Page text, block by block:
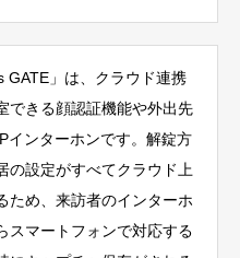
GATE」は、クラウド連携
できる顔認証機能や外出先
インターホンです。解錠方
の設定がすべてクラウド上
ため、来訪者のインターホ
スマートフォンで対応する